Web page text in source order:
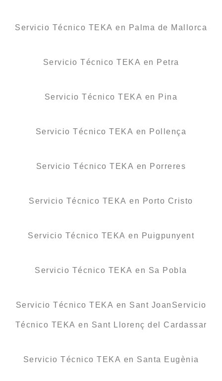
Servicio Técnico TEKA en Palma de Mallorca
Servicio Técnico TEKA en Petra
Servicio Técnico TEKA en Pina
Servicio Técnico TEKA en Pollença
Servicio Técnico TEKA en Porreres
Servicio Técnico TEKA en Porto Cristo
Servicio Técnico TEKA en Puigpunyent
Servicio Técnico TEKA en Sa Pobla
Servicio Técnico TEKA en Sant JoanServicio
Técnico TEKA en Sant Llorenç del Cardassar
Servicio Técnico TEKA en Santa Eugènia